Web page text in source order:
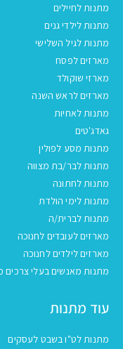
מתנות לחיילים
מתנות לילדי גנים
מתנות לגיל השלישי
מארזים לפסח
מארזי שוקולד
מארזים לראש השנה
מתנות לאחיות
גאדג'טים
מתנות מסע לפולין
מתנות לבר/בת מצווה
מתנות לחתונה
מתנות לימי הולדת
מתנות לברית/ה
מארזים לעובדים לחנוכה
מארזים לילדים לחנוכה
מתנות מאנשים בעלי צרכים
עוד מתנות
מתנות לט"ו בשבט לעסקים